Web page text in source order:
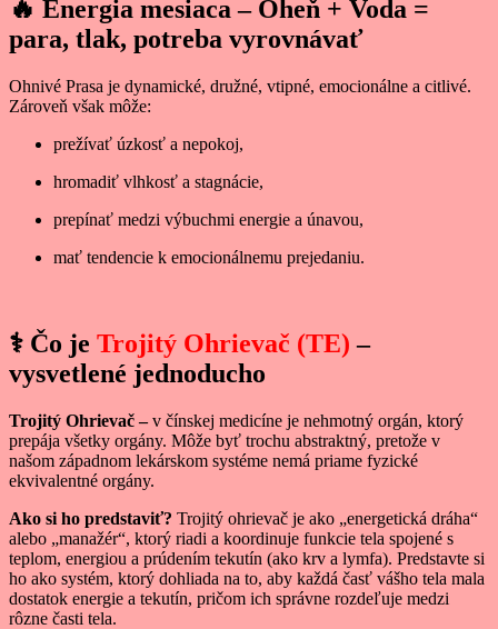
🔥 Energia mesiaca – Oheň + Voda =
para, tlak, potreba vyrovnávať
Ohnivé Prasa je dynamické, družné, vtipné, emocionálne a citlivé.
Zároveň však môže:
prežívať úzkosť a nepokoj,
hromadiť vlhkosť a stagnácie,
prepínať medzi výbuchmi energie a únavou,
mať tendencie k emocionálnemu prejedaniu.
⚕️ Čo je Trojitý Ohrievač (TE) –
vysvetlené jednoducho
Trojitý Ohrievač –v čínskej medicíne je nehmotný orgán, ktorý
prepája všetky orgány. Môže byť trochu abstraktný, pretože v
našom západnom lekárskom systéme nemá priame fyzické
ekvivalentné orgány.
Ako si ho predstaviť? Trojitý ohrievač je ako „energetická dráha“
alebo „manažér“, ktorý riadi a koordinuje funkcie tela spojené s
teplom, energiou a prúdením tekutín (ako krv a lymfa). Predstavte si
ho ako systém, ktorý dohliada na to, aby každá časť vášho tela mala
dostatok energie a tekutín, pričom ich správne rozdeľuje medzi
rôzne časti tela.